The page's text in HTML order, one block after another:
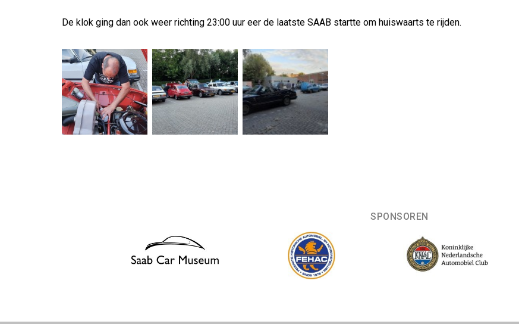
De klok ging dan ook weer richting 23:00 uur eer de laatste SAAB startte om huiswaarts te rijden.
SPONSOREN